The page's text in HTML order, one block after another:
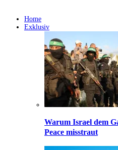
Home
Exklusiv
Warum Israel dem
Peace misstraut